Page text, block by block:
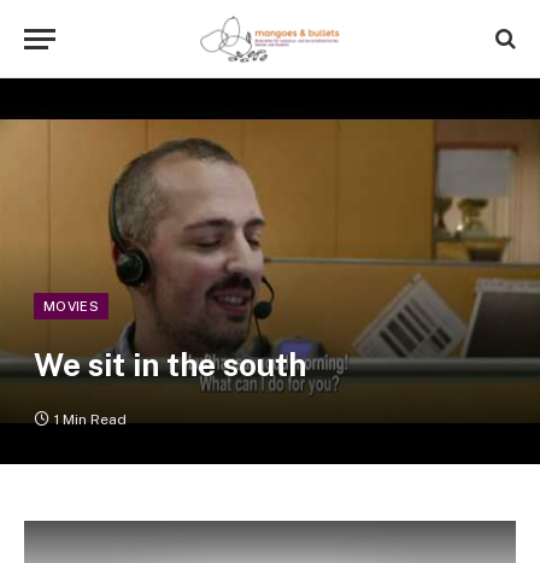
MOVIES
We sit in the south
1 Min Read